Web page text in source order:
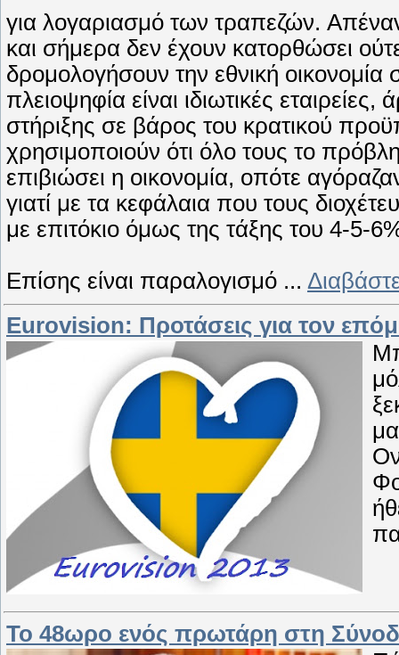
για λογαριασμό των τραπεζών.
και σήμερα δεν έχουν κατορθώσει
δρομολογήσουν την εθνική
πλειοψηφία είναι ιδιωτικές
στήριξης σε βάρος του κρατικού
χρησιμοποιούν ότι όλο τους το
επιβιώσει η οικονομία, οπότε
γιατί με τα κεφάλαια που τους
με επιτόκιο όμως της τάξης του 4-5-
Επίσης είναι παραλογισμό ...
Eurovision: Προτάσεις για τον
Το 48ωρο ενός πρωτάρη στη